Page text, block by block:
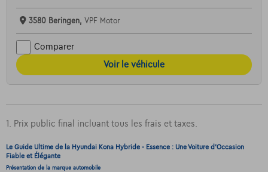
3580 Beringen, VPF Motor
Comparer
Voir le véhicule
1. Prix public final incluant tous les frais et taxes.
Le Guide Ultime de la Hyundai Kona Hybride - Essence : Une Voiture d'Occasion
Fiable et Élégante
Présentation de la marque automobile